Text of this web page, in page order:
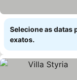
Selecione as datas
exatos.